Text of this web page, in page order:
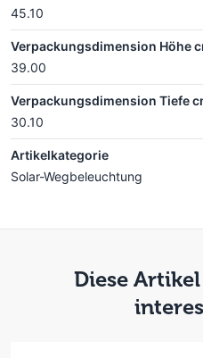
45.10
Verpackungsdimension Höhe
39.00
Verpackungsdimension Tiefe
30.10
Artikelkategorie
Solar-Wegbeleuchtung
Diese